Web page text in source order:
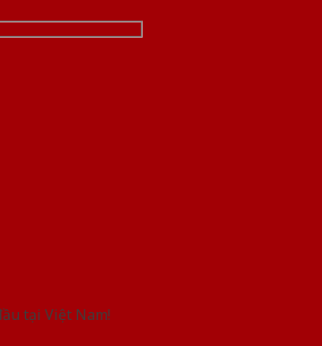
tại Việt Nam!